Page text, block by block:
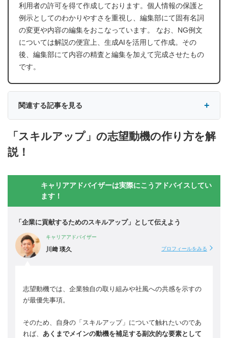
利用者の許可を得て作成しております。個人情報の保護と
例示としてのわかりやすさを重視し、編集部にて固有名詞
の変更や内容の編集をおこなっています。 なお、NG例文
については解説の便宜上、生成AIを活用して作成。その
後、編集部にて内容の精査と編集を加えて完成させたもの
です。
関連する記事を見る
「スキルアップ」の志望動機の作り方を解
説！
キャリアアドバイザーは実際にこうアドバイスしてい
ます！
「企業に貢献するためのスキルアップ」として伝えよう
キャリアアドバイザー
川﨑 瑛久 プロフィールをみる
志望動機では、企業独自の取り組みや社風への共感を示すの
が最優先事項。
そのため、自身の「スキルアップ」について触れたいのであ
れば、 あくまでメインの動機を補足する副次的な要素として